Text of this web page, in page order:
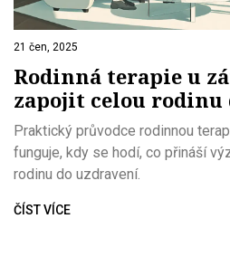
21 čen, 2025
Rodinná terapie u
zapojit celou rodinu
Praktický průvodce rodinnou
funguje, kdy se hodí, co přináší
rodinu do uzdravení.
ČÍST VÍCE